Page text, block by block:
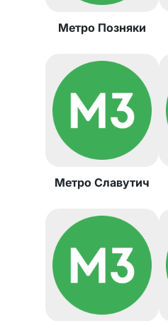
Метро Позняки
Метро Славутич